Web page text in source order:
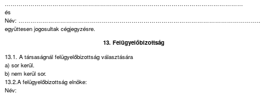
és
Név: …………………………………………………………………………………………………………..
együttesen jogosultak cégjegyzésre.
13. Felügyelőbizottság
13.1. A társaságnál felügyelőbizottság választására
a) sor kerül.
b) nem kerül sor.
13.2.A felügyelőbizottság elnöke:
Név: